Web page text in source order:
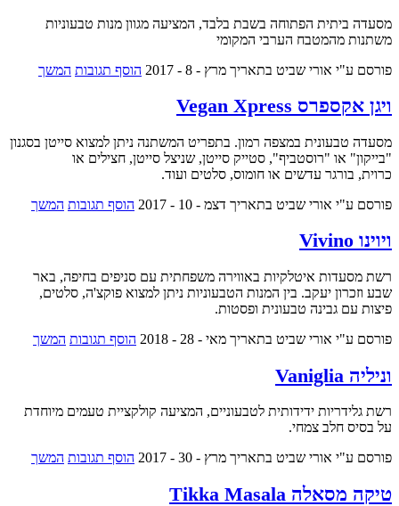
מסעדה ביתית הפתוחה בשבת בלבד, המציעה מגוון מנות טבעוניות
משתנות מהמטבח הערבי המקומי
פורסם ע"י אורי שביט בתאריך מרץ - 8 - 2017 הוסף תגובות המשך
ויגן אקספרס Vegan Xpress
מסעדה טבעונית במצפה רמון. בתפריט המשתנה ניתן למצוא סייטן בסגנון
"בייקון" או "רוסטביף", סטייק סייטן, שניצל סייטן, חצילים או
כרוית, בורגר עדשים או חומוס, סלטים ועוד.
פורסם ע"י אורי שביט בתאריך דצמ - 10 - 2017 הוסף תגובות המשך
ויוינו Vivino
רשת מסעדות איטלקיות באווירה משפחתית עם סניפים בחיפה, באר
שבע וזכרון יעקב. בין המנות הטבעוניות ניתן למצוא פוקצ'ה, סלטים,
פיצות עם גבינה טבעונית ופסטות.
פורסם ע"י אורי שביט בתאריך מאי - 28 - 2018 הוסף תגובות המשך
וניליה Vaniglia
רשת גלידריות ידידותית לטבעוניים, המציעה קולקציית טעמים מיוחדת
על בסיס חלב צמחי.
פורסם ע"י אורי שביט בתאריך מרץ - 30 - 2017 הוסף תגובות המשך
טיקה מסאלה Tikka Masala